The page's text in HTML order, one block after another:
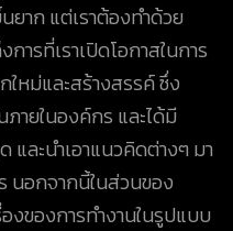
ยาก แต่เราต้องทำด้วย
ารที่เราเปิดโอกาสในการ
หม่และสร้างสรรค์ ซึ่ง
ายในองค์กร และได้มี
และนำเอาแนวคิดต่างๆ มา
นอกจากนี้ในส่วนของ
งของการทำงานในรูปแบบ